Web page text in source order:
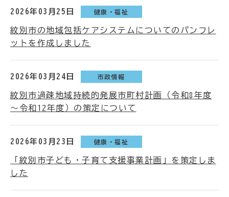
2026年03月25日 健康・福祉
紋別市の地域包括ケアシステムについてのパンフレ
ットを作成しました
2026年03月24日 市政情報
紋別市過疎地域持続的発展市町村計画（令和8年度
～令和12年度）の策定について
2026年03月23日 健康・福祉
「紋別市子ども・子育て支援事業計画」を策定しま
した